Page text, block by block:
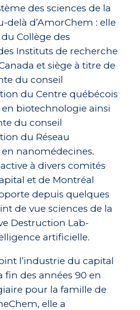
des sciences de la
delà d’AmorChem : elle
Collège des
Instituts de recherche
et siège à titre de
du conseil
du Centre québécois
en biotechnologie ainsi
du conseil
du Réseau
nanomédecines.
à divers comités
et de Montréal
depuis quelques
de vue sciences de la
Destruction Lab-
artificielle.
l’industrie du capital
fin des années 90 en
pour la famille de
elle a